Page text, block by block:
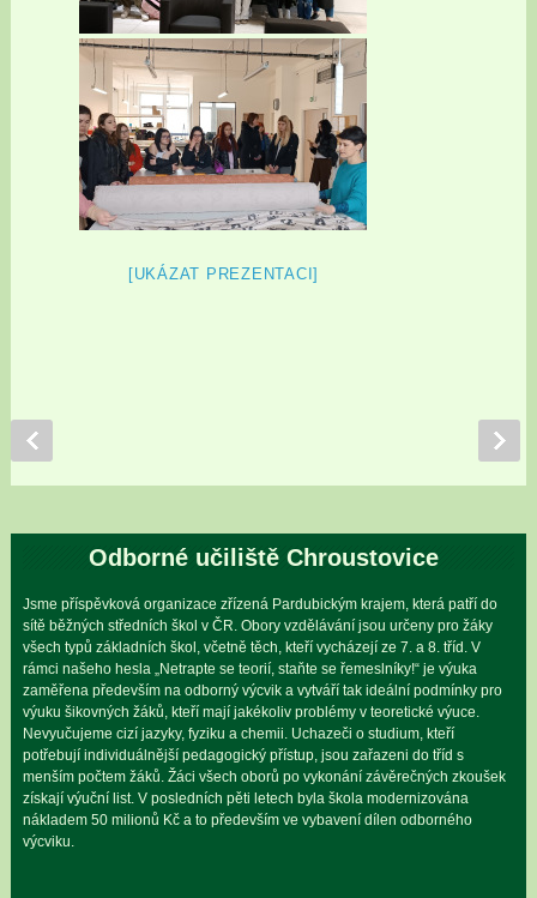
[UKÁZAT PREZENTACI]
Odborné učiliště Chroustovice
Jsme příspěvková organizace zřízená Pardubickým krajem, která patří do
sítě běžných středních škol v ČR. Obory vzdělávání jsou určeny pro žáky
všech typů základních škol, včetně těch, kteří vycházejí ze 7. a 8. tříd. V
rámci našeho hesla „Netrapte se teorií, staňte se řemeslníky!“ je výuka
zaměřena především na odborný výcvik a vytváří tak ideální podmínky pro
výuku šikovných žáků, kteří mají jakékoliv problémy v teoretické výuce.
Nevyučujeme cizí jazyky, fyziku a chemii. Uchazeči o studium, kteří
potřebují individuálnější pedagogický přístup, jsou zařazeni do tříd s
menším počtem žáků. Žáci všech oborů po vykonání závěrečných zkoušek
získají výuční list. V posledních pěti letech byla škola modernizována
nákladem 50 milionů Kč a to především ve vybavení dílen odborného
výcviku.